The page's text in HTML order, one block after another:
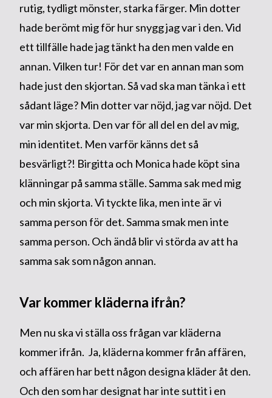
rutig, tydligt mönster, starka färger. Min dotter
hade berömt mig för hur snygg jag var i den. Vid
ett tillfälle hade jag tänkt ha den men valde en
annan. Vilken tur! För det var en annan man som
hade just den skjortan. Så vad ska man tänka i ett
sådant läge? Min dotter var nöjd, jag var nöjd. Det
var min skjorta. Den var för all del en del av mig,
min identitet. Men varför känns det så
besvärligt?! Birgitta och Monica hade köpt sina
klänningar på samma ställe. Samma sak med mig
och min skjorta. Vi tyckte lika, men inte är vi
samma person för det. Samma smak men inte
samma person. Och ändå blir vi störda av att ha
samma sak som någon annan.
Var kommer kläderna ifrån?
Men nu ska vi ställa oss frågan var kläderna
kommer ifrån. Ja, kläderna kommer från affären,
och affären har bett någon designa kläder åt den.
Och den som har designat har inte suttit i en